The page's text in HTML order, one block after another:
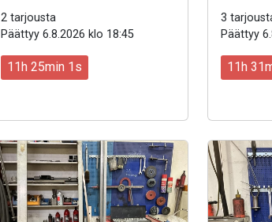
2 tarjousta
Päättyy 6.8.2026 klo 18:45
11h 24min 59s
3
Päättyy
11h